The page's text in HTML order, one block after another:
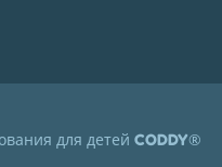
для детей CODDY®